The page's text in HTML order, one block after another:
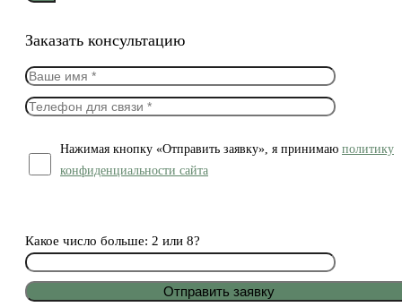
Заказать консультацию
Нажимая кнопку «Отправить заявку», я принимаю политику
конфиденциальности сайта
Какое число больше: 2 или 8?